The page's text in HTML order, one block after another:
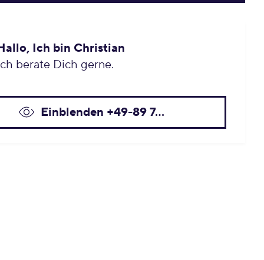
Ich bin Christian
berate Dich gerne.
Einblenden +49-89 7...